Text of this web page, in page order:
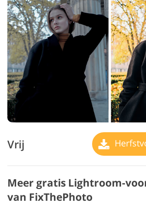
Vrij
Meer gratis Lightroom-
van FixThePhoto